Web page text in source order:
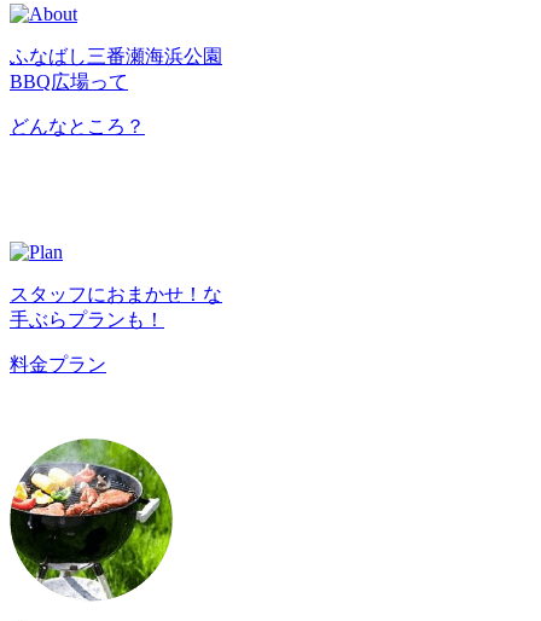
ふなばし三番瀬海浜公園
BBQ広場って
どんなところ？
スタッフにおまかせ！な
手ぶらプランも！
料金プラン